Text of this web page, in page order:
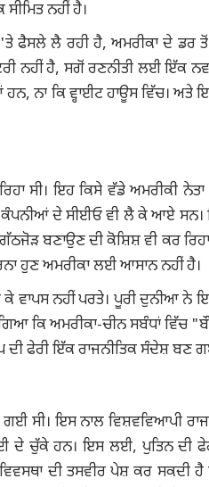
ਨਹੀਂ ਹੈ।
ਲੈ ਰਹੀ ਹੈ, ਅਮਰੀਕਾ ਦੇ ਡਰ ਤੋਂ
ਨਹੀਂ ਹੈ, ਸਗੋਂ ਰਣਨੀਤੀ ਲਈ ਇੱਕ
ਨਾ ਕਿ ਵ੍ਹਾਈਟ ਹਾਊਸ ਵਿੱਚ। ਅਤੇ
ਸੀ। ਇਹ ਕਿਸੇ ਵੱਡੇ ਅਮਰੀਕੀ
ਕੰਪਨੀਆਂ ਦੇ ਸੀਈਓ ਵੀ ਲੈ ਕੇ ਆਏ
ਬਣਾਉਣ ਦੀ ਕੋਸ਼ਿਸ਼ ਵੀ ਕਰ ਰਿਹਾ
ਹੁਣ ਅਮਰੀਕਾ ਲਈ ਆਸਾਨ ਨਹੀਂ ਹੈ।
ਨਹੀਂ ਪਰਤੇ। ਪੂਰੀ ਦੁਨੀਆ ਨੇ
ਕਿ ਅਮਰੀਕਾ-ਚੀਨ ਸਬੰਧਾਂ ਵਿੱਚ
ਦੀ ਫੇਰੀ ਇੱਕ ਰਾਜਨੀਤਿਕ ਸੰਦੇਸ਼ ਬਣ
​​ਗਈ ਸੀ। ਇਸ ਨਾਲ ਵਿਸ਼ਵਵਿਆਪੀ
ਦੇ ਚੁੱਕੇ ਹਨ। ਇਸ ਲਈ, ਪੁਤਿਨ ਦੀ
ਦੀ ਤਸਵੀਰ ਪੇਸ਼ ਕਰ ਸਕਦੀ ਹੈ